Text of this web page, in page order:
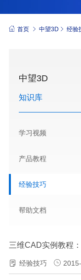
首页 中望3D 经验
中望3D
知识库
学习视频
产品教程
经验技巧
帮助文档
三维CAD实例教程
经验技巧